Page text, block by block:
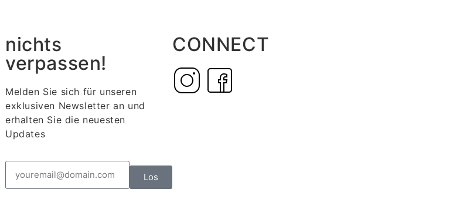
nichts
verpassen!
Melden Sie sich für unseren
exklusiven Newsletter an und
erhalten Sie die neuesten
Updates
Los
CONNECT